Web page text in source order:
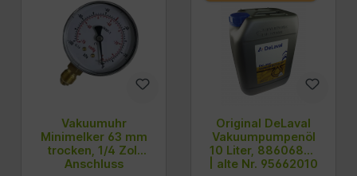
Vakuumuhr
Minimelker 63 mm
trocken, 1/4 Zoll
Anschluss
Original DeLaval
Vakuumpumpenöl
10 Liter, 88606810
| alte Nr. 95662010